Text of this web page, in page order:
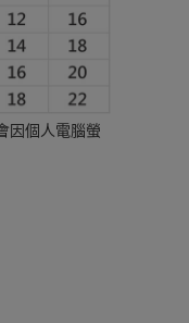
因個人電腦螢